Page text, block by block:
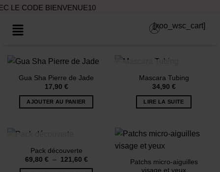
CODE BIENVENUE10
[xoo_wsc_cart]
Gua Sha Pierre de Jade
17,90 €
AJOUTER AU PANIER
RUPTURE DE STOCK
Mascara Tubing
34,90 €
LIRE LA SUITE
RUPTURE DE STOCK
Pack découverte
69,80 € – 121,60 €
Patchs micro-aiguilles
visage et yeux